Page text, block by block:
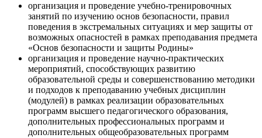
организация и проведение учебно-тренировочных
занятий по изучению основ безопасности, правил
поведения в экстремальных ситуациях и мер защиты от
возможных опасностей в рамках преподавания предмета
«Основ безопасности и защиты Родины»
организация и проведение научно-практических
мероприятий, способствующих развитию
образовательной среды и совершенствованию методики
и подходов к преподаванию учебных дисциплин
(модулей) в рамках реализации образовательных
программ высшего педагогического образования,
дополнительных профессиональных программ и
дополнительных общеобразовательных программ